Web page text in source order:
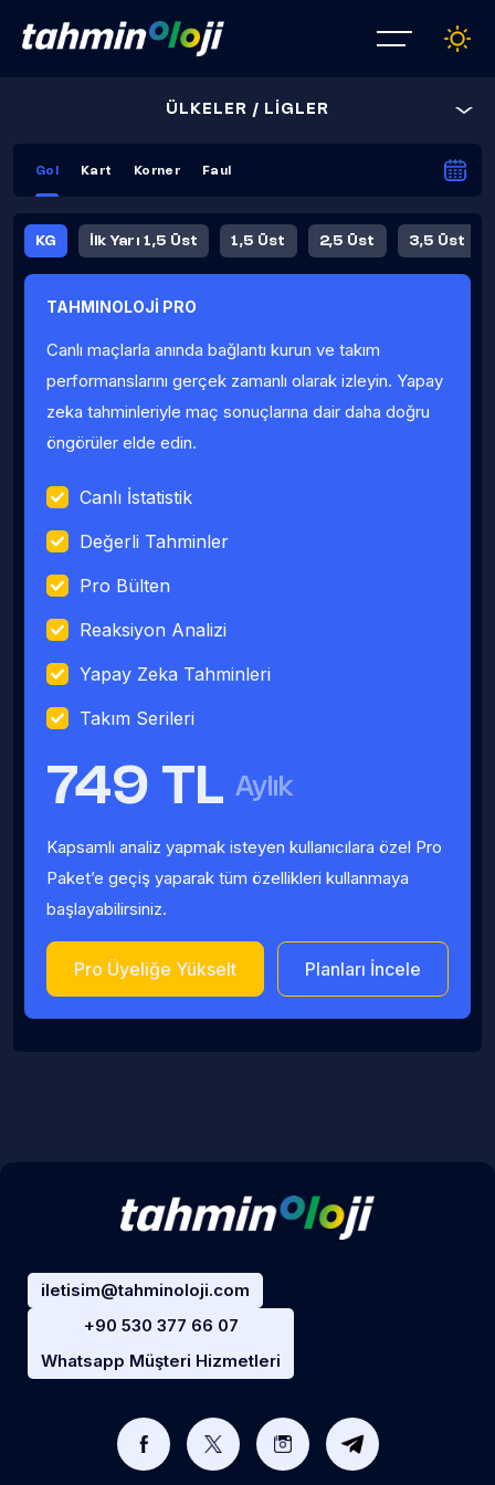
ÜLKELER / LİGLER
Gol Kart Korner Faul
KG İlk Yarı 1,5 Üst 1,5 Üst 2,5 Üst 3,5 Üst
Fauller Ortalama
TAHMINOLOJİ PRO
Canlı maçlarla anında bağlantı kurun ve takım
performanslarını gerçek zamanlı olarak izleyin. Yapay
zeka tahminleriyle maç sonuçlarına dair daha doğru
öngörüler elde edin.
Canlı İstatistik
Değerli Tahminler
Pro Bülten
Reaksiyon Analizi
Yapay Zeka Tahminleri
Takım Serileri
749 TL Aylık
Kapsamlı analiz yapmak isteyen kullanıcılara özel Pro
Paket’e geçiş yaparak tüm özellikleri kullanmaya
başlayabilirsiniz.
Pro Üyeliğe Yükselt Planları İncele
iletisim@tahminoloji.com
+90 530 377 66 07
Whatsapp Müşteri Hizmetleri